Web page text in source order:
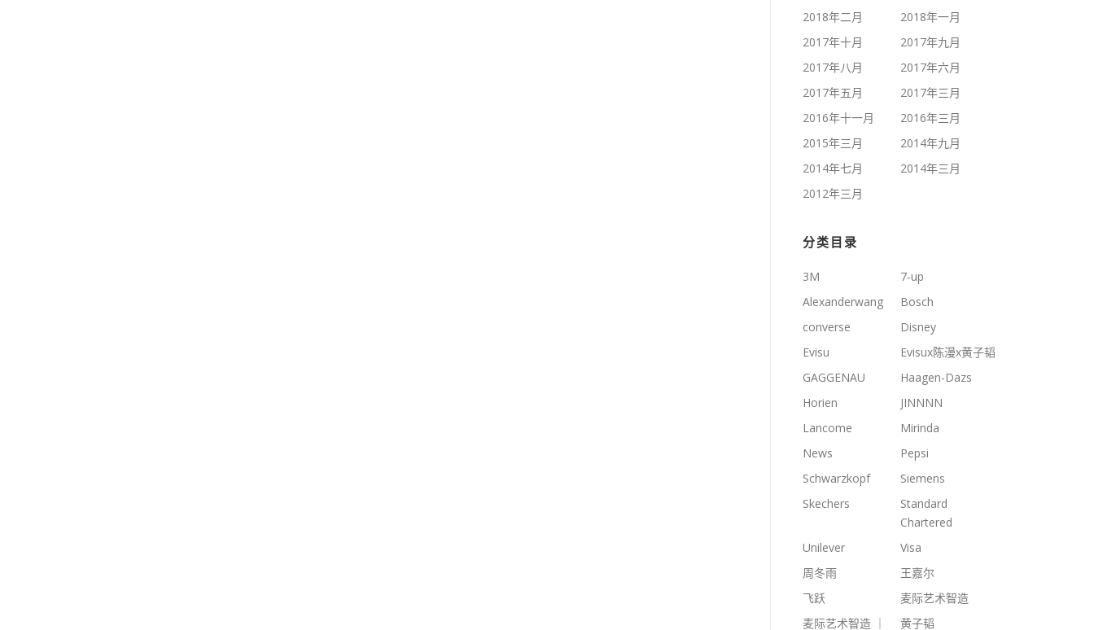
2018年二月
2018年一月
2017年十月
2017年九月
2017年八月
2017年六月
2017年五月
2017年三月
2016年十一月
2016年三月
2015年三月
2014年九月
2014年七月
2014年三月
2012年三月
分类目录
3M
7-up
Alexanderwang
Bosch
converse
Disney
Evisu
Evisux陈漫x黄子韬
GAGGENAU
Haagen-Dazs
Horien
JINNNN
Lancome
Mirinda
News
Pepsi
Schwarzkopf
Siemens
Skechers
Standard
Chartered
Unilever
Visa
周冬雨
王嘉尔
飞跃
麦际艺术智造
麦际艺术智造 ｜
黄子韬